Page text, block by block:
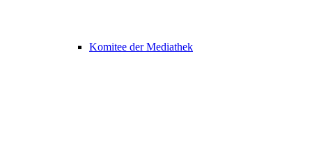
Komitee der Mediathek